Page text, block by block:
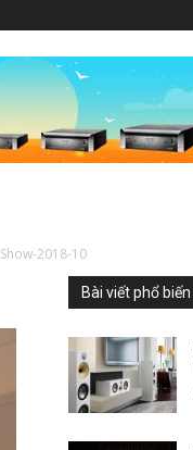
2018-10
Bài viết phổ biến